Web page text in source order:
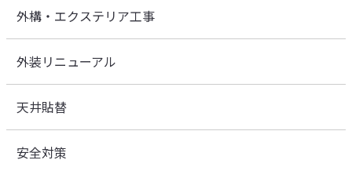
外構・エクステリア工事
外装リニューアル
天井貼替
安全対策